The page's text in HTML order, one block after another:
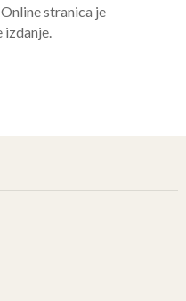
stranica je
izdanje.